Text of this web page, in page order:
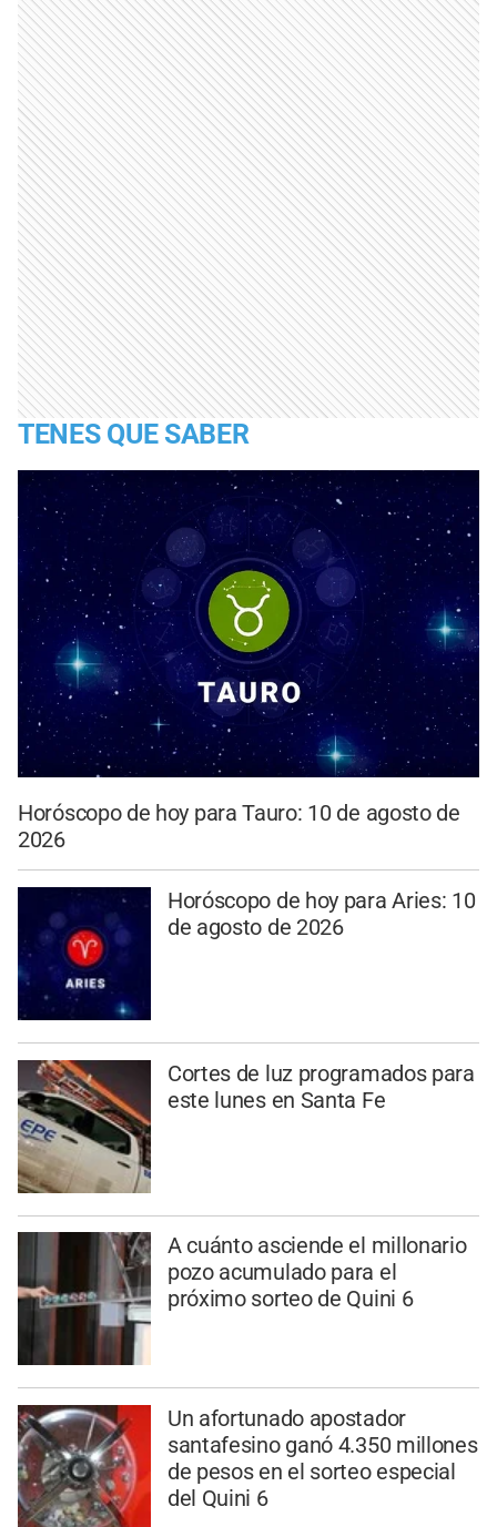
TENES QUE SABER
Horóscopo de hoy para Tauro: 10 de agosto de
2026
Horóscopo de hoy para Aries: 10
de agosto de 2026
Cortes de luz programados para
este lunes en Santa Fe
A cuánto asciende el millonario
pozo acumulado para el
próximo sorteo de Quini 6
Un afortunado apostador
santafesino ganó 4.350 millones
de pesos en el sorteo especial
del Quini 6